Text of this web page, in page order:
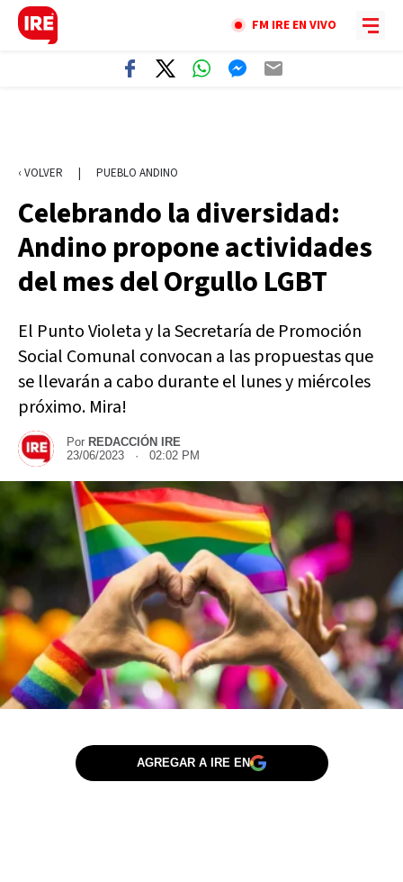
FM IRE EN VIVO
‹ VOLVER | PUEBLO ANDINO
Celebrando la diversidad:
Andino propone actividades
del mes del Orgullo LGBT
El Punto Violeta y la Secretaría de Promoción
Social Comunal convocan a las propuestas que
se llevarán a cabo durante el lunes y miércoles
próximo. Mira!
Por REDACCIÓN IRE
23/06/2023 · 02:02 PM
AGREGAR A IRE EN